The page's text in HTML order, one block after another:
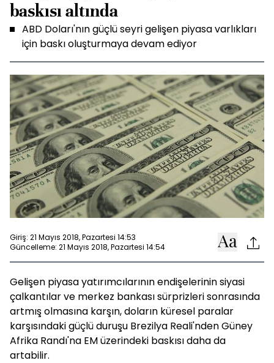
baskısı altında
ABD Doları'nın güçlü seyri gelişen piyasa varlıkları
için baskı oluşturmaya devam ediyor
Giriş: 21 Mayıs 2018, Pazartesi 14:53
Güncelleme: 21 Mayıs 2018, Pazartesi 14:54
Gelişen piyasa yatırımcılarının endişelerinin siyasi
çalkantılar ve merkez bankası sürprizleri sonrasında
artmış olmasına karşın, doların küresel paralar
karşısındaki güçlü duruşu Brezilya Reali'nden Güney
Afrika Randı'na EM üzerindeki baskısı daha da
artabilir.